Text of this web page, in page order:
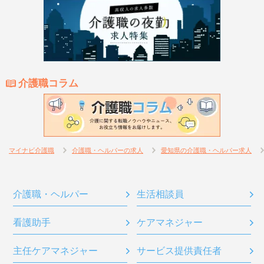
介護職コラム
マイナビ介護職 介護職・ヘルパーの求人 愛知県の介護職・ヘルパー求人
介護職・ヘルパー 生活相談員
看護助手 ケアマネジャー
主任ケアマネジャー サービス提供責任者